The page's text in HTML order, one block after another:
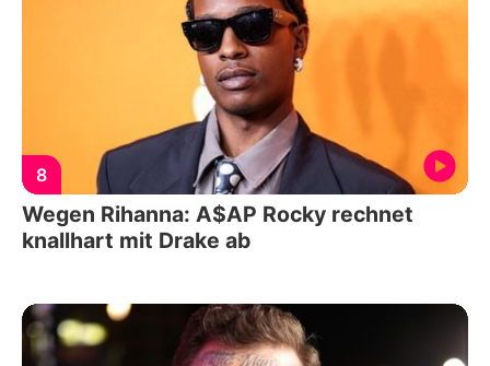
8
Wegen Rihanna: A$AP Rocky rechnet
knallhart mit Drake ab